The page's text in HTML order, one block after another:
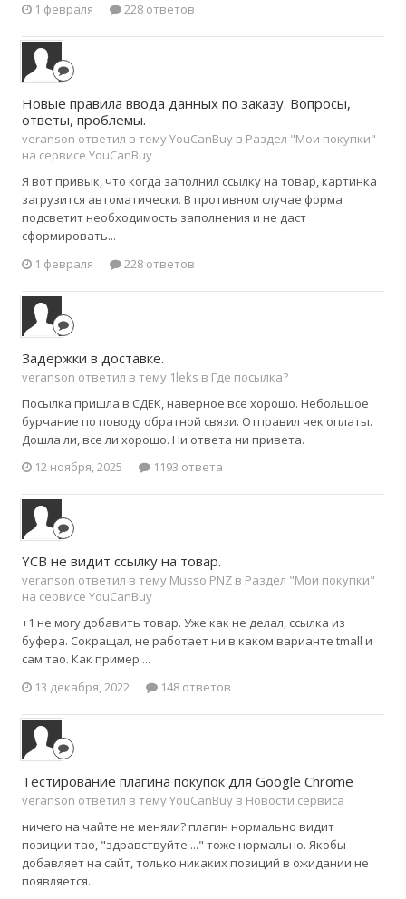
1 февраля
228 ответов
Новые правила ввода данных по заказу. Вопросы,
ответы, проблемы.
veranson ответил в тему YouCanBuy в Раздел "Мои покупки"
на сервисе YouCanBuy
Я вот привык, что когда заполнил ссылку на товар, картинка
загрузится автоматически. В противном случае форма
подсветит необходимость заполнения и не даст
сформировать...
1 февраля
228 ответов
Задержки в доставке.
veranson ответил в тему 1leks в Где посылка?
Посылка пришла в СДЕК, наверное все хорошо. Небольшое
бурчание по поводу обратной связи. Отправил чек оплаты.
Дошла ли, все ли хорошо. Ни ответа ни привета.
12 ноября, 2025
1193 ответа
YCB не видит ссылку на товар.
veranson ответил в тему Musso PNZ в Раздел "Мои покупки"
на сервисе YouCanBuy
+1 не могу добавить товар. Уже как не делал, ссылка из
буфера. Сокращал, не работает ни в каком варианте tmall и
сам тао. Как пример ...
13 декабря, 2022
148 ответов
Тестирование плагина покупок для Google Chrome
veranson ответил в тему YouCanBuy в Новости сервиса
ничего на чайте не меняли? плагин нормально видит
позиции тао, "здравствуйте ..." тоже нормально. Якобы
добавляет на сайт, только никаких позиций в ожидании не
появляется.